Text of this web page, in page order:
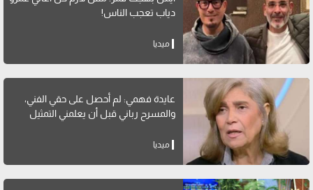
دياب تعجب الناس!
ميديا
عايدة فهمي: لم أحصل على حقي الفني،
والمسرح رباني قبل أن يعلمني التمثيل
ميديا